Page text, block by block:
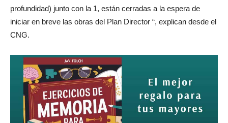
profundidad) junto con la 1, están cerradas a la espera de
iniciar en breve las obras del Plan Director “, explican desde el
CNG.